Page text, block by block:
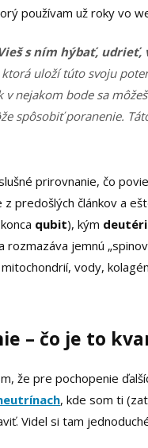
používam už roky vo
s ním hýbať,
uloží túto svoju
v nejakom bode sa
spôsobiť poranenie.
prirovnanie, čo
z predošlých článkov a
qubit), kým
jemnú
mitochondrií, vody,
– čo je to
že pre pochopenie
, kde som ti
Videl si tam